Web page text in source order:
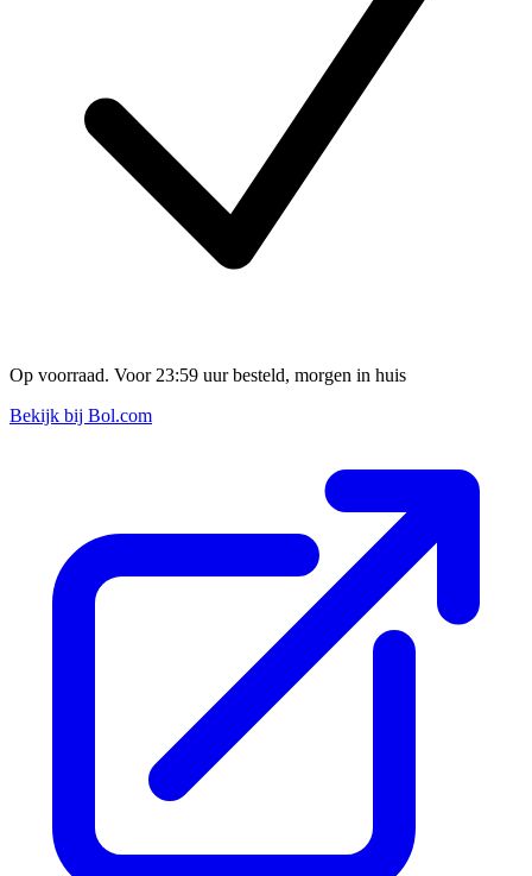
Op voorraad. Voor 23:59 uur besteld, morgen in huis
Bekijk bij Bol.com